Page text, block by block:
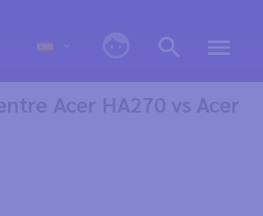
Acer HA270 vs Acer